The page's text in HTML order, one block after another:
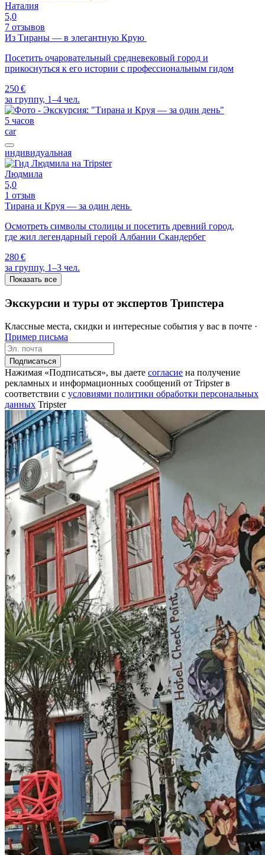
Наталия
5,0
7 отзывов
Из Тираны — в элегантную Крую
Посетить очаровательный средневековый город и
прикоснуться к его истории с профессиональным гидом
250 €
за группу, 1–4 чел.
5 часов
car
индивидуальная
Людмила
5,0
1 отзыв
Тирана и Круя — за один день
Осмотреть символы столицы и посетить древний город,
где жил легендарный герой Албании Скандербег
280 €
за группу, 1–3 чел.
Показать все
Экскурсии и туры от экспертов Трипстера
Классные места, скидки и интересные события у вас в почте ·
Пример письма
Подписаться
Нажимая «Подписаться», вы даете согласие на получение
рекламных и информационных сообщений от Tripster в
соответствии c условиями политики обработки персональных
данных Tripster